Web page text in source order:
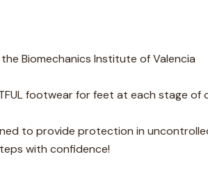
Biomechanics Institute of Valencia
footwear for feet at each stage of
to provide protection in
with confidence!